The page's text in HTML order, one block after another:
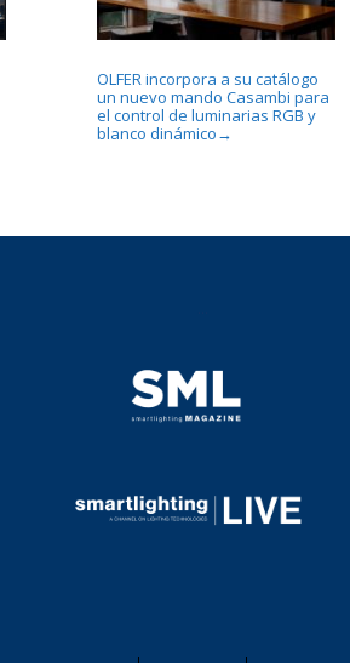
OLFER incorpora a su catálogo
un nuevo mando Casambi para
el control de luminarias RGB y
blanco dinámico →